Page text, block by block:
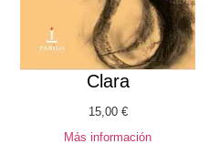
Clara
15,00 €
Más información